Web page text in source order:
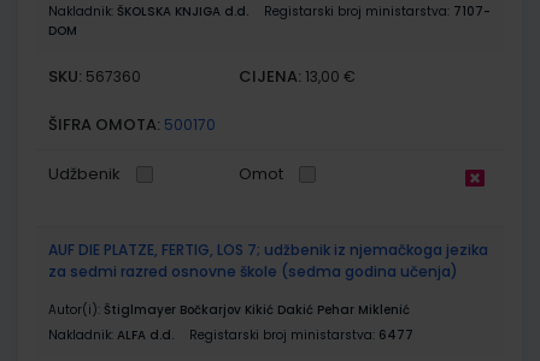
Nakladnik: ŠKOLSKA KNJIGA d.d. Registarski broj ministarstva: 7107-
DOM
SKU: 567360 CIJENA: 13,00 €
ŠIFRA OMOTA: 500170
Udžbenik Omot
AUF DIE PLATZE, FERTIG, LOS 7; udžbenik iz njemačkoga jezika
za sedmi razred osnovne škole (sedma godina učenja)
Autor(i): Štiglmayer Bočkarjov Kikić Dakić Pehar Miklenić
Nakladnik: ALFA d.d. Registarski broj ministarstva: 6477